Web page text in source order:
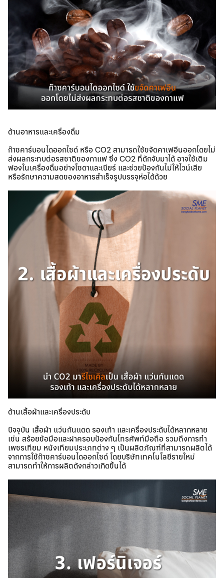
ด้านอาหารและเครื่องดื่ม
ก๊าซคาร์บอนไดออกไซด์ หรือ CO2 สามารถใช้ขจัดคาเฟอีนออกโดยไม่
ส่งผลกระทบต่อรสชาติของกาแฟ ซึ่ง CO2 ที่ดักจับมาได้ อาจใช้เติม
ฟองในเครื่องดื่มอย่างโซดาและเบียร์ และช่วยป้องกันไม่ให้ไวน์เสีย
หรือรักษาความสดของอาหารสำเร็จรูปบรรจุห่อได้ด้วย
ด้านเสื้อผ้าและเครื่องประดับ
ปัจจุบัน เสื้อผ้า แว่นกันแดด รองเท้า และเครื่องประดับได้หลากหลาย
เช่น สร้อยข้อมือและฝาครอบป้องกันโทรศัพท์มือถือ รวมถึงการทำ
เพชรเทียม หนังเทียมประเภทต่าง ๆ เป็นผลิตภัณฑ์ที่สามารถผลิตได้
จากการใช้ก๊าซคาร์บอนไดออกไซด์ โดยบริษัทเทคโนโลยีรายใหม่
สามารถทำให้การผลิตดังกล่าวเกิดขึ้นได้